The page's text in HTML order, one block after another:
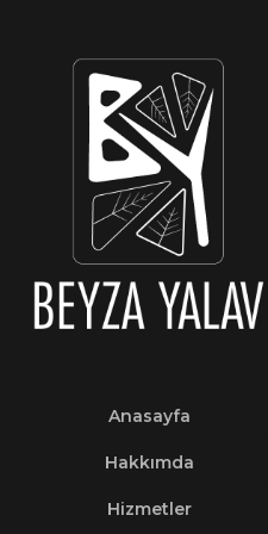
Anasayfa
Hakkımda
Hizmetler